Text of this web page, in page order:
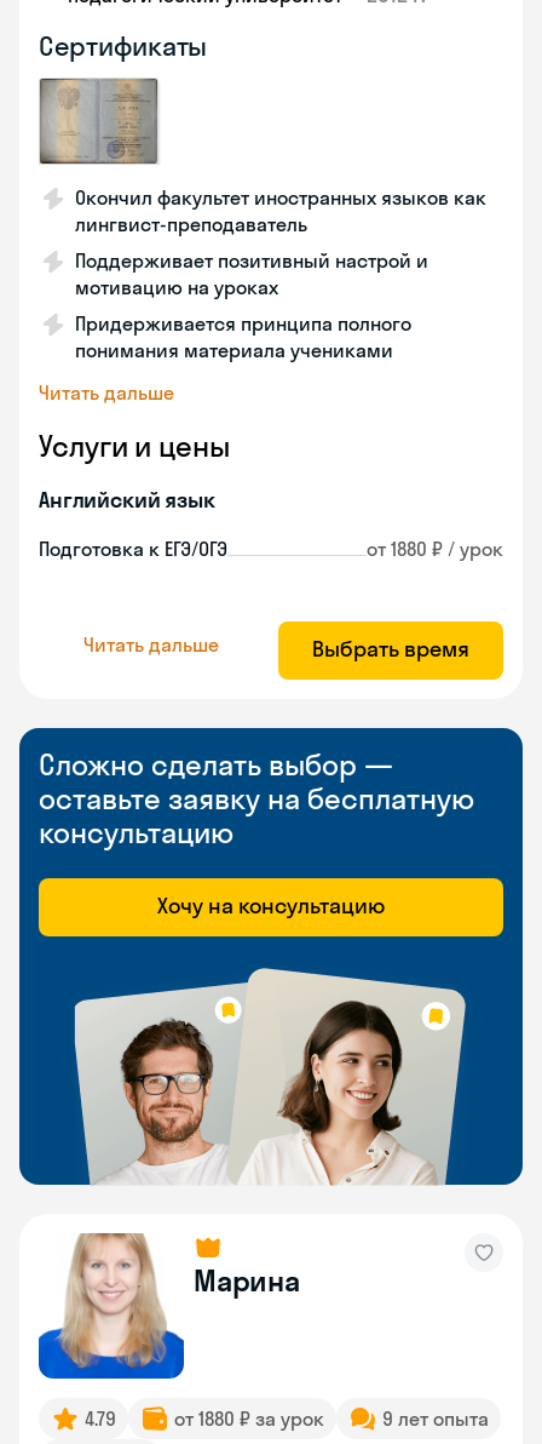
Сертификаты
Окончил факультет иностранных языков как
лингвист-преподаватель
Поддерживает позитивный настрой и
мотивацию на уроках
Придерживается принципа полного
понимания материала учениками
Читать дальше
Услуги и цены
Английский язык
Подготовка к ЕГЭ/ОГЭ от 1880 ₽ / урок
Читать дальше Выбрать время
Сложно сделать выбор —
оставьте заявку на бесплатную
консультацию
Хочу на консультацию
Марина
4.79 от 1880 ₽ за урок 9 лет опыта